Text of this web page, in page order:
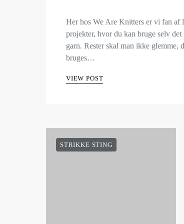
Her hos We Are Knitters er vi fan af
projekter, hvor du kan bruge selv det
garn. Rester skal man ikke glemme,
bruges…
VIEW POST
STRIKKE STING